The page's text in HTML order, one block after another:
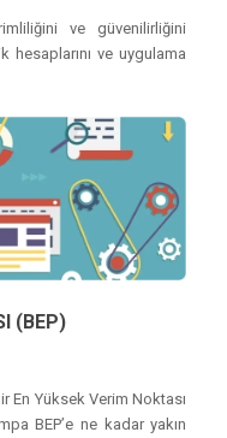
ve güvenilirliğini
hesaplarını ve uygulama
(BEP)
En Yüksek Verim Noktası
BEP’e ne kadar yakın